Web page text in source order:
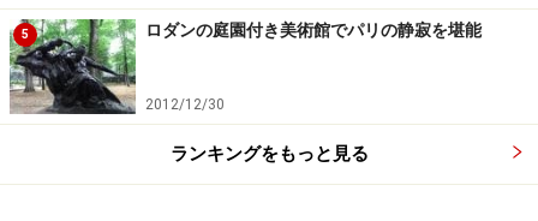
の食事も楽しみたいですよね。日本では昼夜ともに1人
ごはんをする場所が充実していましたが、パリやフラン
スはまだまだかもしれません。しかしながら、パリでの
1人ごはん事情はここ数年で少しずつ変化してきていま
5 ロダンの庭園付き美術館でパリの静寂を堪能
2012/12/30
ランキングをもっと見る